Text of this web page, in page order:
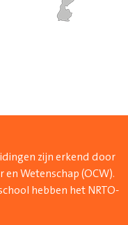
zijn erkend door
Wetenschap (OCW).
hebben het NRTO-